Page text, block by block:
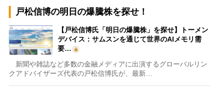
戸松信博の明日の爆騰株を探せ！
【戸松信博氏「明日の爆騰株」を探せ】トーメン
デバイス：サムスンを通じて世界のAIメモリ需
要…
新聞や雑誌など多数の金融メディアに出演するグローバルリン
クアドバイザーズ代表の戸松信博氏が、最新…